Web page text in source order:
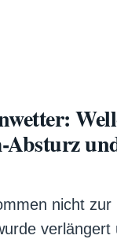
Absturz
nicht zur
verlängert